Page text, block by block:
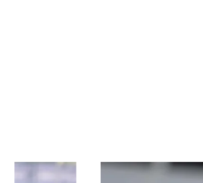
前
label.aria.chevronleft